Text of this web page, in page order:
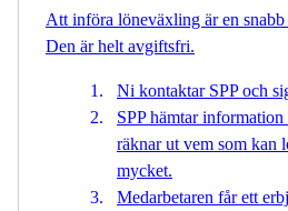
Att införa löneväxling är en snabb
Den är helt avgiftsfri.
Ni kontaktar SPP och
SPP hämtar
räknar ut vem som kan
mycket.
Medarbetaren får ett